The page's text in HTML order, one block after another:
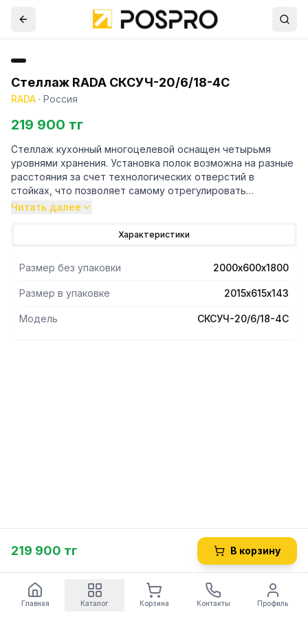
Стеллаж RADA СКСУЧ-20/6/18-4С
RADA · Россия
219 900 тг
Стеллаж кухонный многоцелевой оснащен четырьмя
уровнями хранения. Установка полок возможна на разные
расстояния за счет технологических отверстий в
стойках, что позволяет самому отрегулировать
расстояние между полками. Стойки выполнены в форме
мм. Материал стоек и полок - нержавеющая сталь AISI
Нагрузка на полку равнораспределенная 200 кг. Вес
полного комплекта 47 кг. Габариты упаковки полок
2015х615х143 мм.
Читать далее
Характеристики
Размер без упаковки 2000х600х1800
Размер в упаковке 2015х615х143
Модель СКСУЧ-20/6/18-4С
219 900 тг В корзину
Главная Каталог Корзина Контакты Профиль